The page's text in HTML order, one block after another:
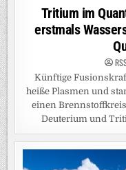
Tritium im
erstmals
Künftige
heiße Plasmen und
einen
Deuterium und